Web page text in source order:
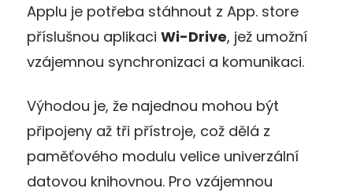
Applu je potřeba stáhnout z App. store
příslušnou aplikaci Wi-Drive, jež umožní
vzájemnou synchronizaci a komunikaci.
Výhodou je, že najednou mohou být
připojeny až tři přístroje, což dělá z
paměťového modulu velice univerzální
datovou knihovnou. Pro vzájemnou